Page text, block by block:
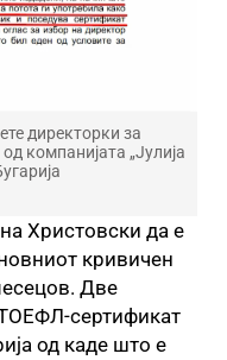
директорки за
компанијата „Јулија
Христовски да е
кривичен
Две
сертификат
од каде што е